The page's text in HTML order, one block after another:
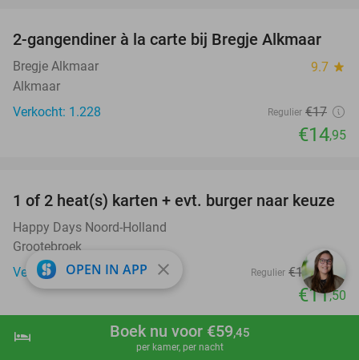
shopping_cart Boek nu
hotel Boek nu voor €59,45
per kamer, per nacht
12%
2-gangendiner à la carte bij Bregje Alkmaar
Bregje Alkmaar 9.7 star
Alkmaar
Verkocht: 1.228
Regulier €17
€14,95
19%
1 of 2 heat(s) karten + evt. burger naar keuze
Happy Days Noord-Holland
Grootebroek
Verkocht: 337
Regulier €14,25
€11,50
favorite_border
OPEN IN APP close